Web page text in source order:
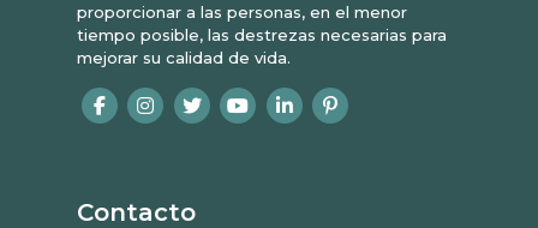
proporcionar a las personas, en el menor
tiempo posible, las destrezas necesarias para
mejorar su calidad de vida.
Contacto